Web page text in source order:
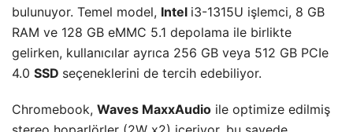
bulunuyor. Temel model, Intel i3-1315U işlemci, 8 GB
RAM ve 128 GB eMMC 5.1 depolama ile birlikte
gelirken, kullanıcılar ayrıca 256 GB veya 512 GB PCIe
4.0 SSD seçeneklerini de tercih edebiliyor.
Chromebook, Waves MaxxAudio ile optimize edilmiş